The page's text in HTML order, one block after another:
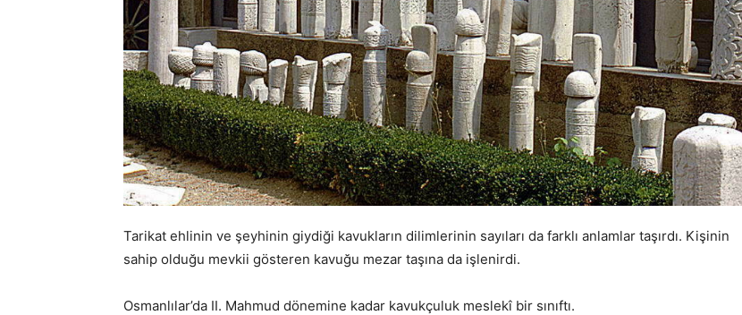
Tarikat ehlinin ve şeyhinin giydiği kavukların dilimlerinin sayıları da farklı anlamlar taşırdı. Kişinin
sahip olduğu mevkii gösteren kavuğu mezar taşına da işlenirdi.
Osmanlılar’da II. Mahmud dönemine kadar kavukçuluk meslekî bir sınıftı.